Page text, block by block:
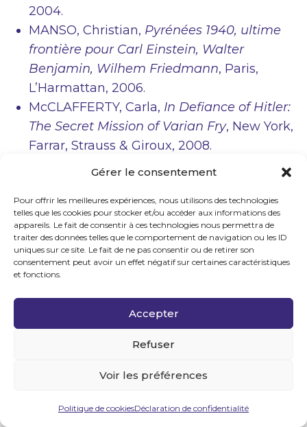
Gérer le consentement
Pour offrir les meilleures expériences, nous utilisons des technologies
telles que les cookies pour stocker et/ou accéder aux informations des
appareils. Le fait de consentir à ces technologies nous permettra de
traiter des données telles que le comportement de navigation ou les ID
uniques sur ce site. Le fait de ne pas consentir ou de retirer son
consentement peut avoir un effet négatif sur certaines caractéristiques
et fonctions.
Accepter
Refuser
Voir les préférences
Politique de cookiesDéclaration de confidentialité
2004.
MANSO, Christian, Pyrénées 1940, ultime
frontière pour Carl Einstein, Walter
Benjamin, Wilhem Friedmann, Paris,
L’Harmattan, 2006.
McCLAFFERTY, Carla, In Defiance of Hitler:
The Secret Mission of Varian Fry, New York,
Farrar, Strauss & Giroux, 2008.
PONS PRADES, Eduardo,
Los senderos de
Viento, 2002.
RAMONATXO, Hector,Han pasado los
Pirineos, Gerona, Impresor Curbet, 1979.
RUDEL, Tilla,Walter Benjamin, l’ange
assassiné
SANCHEZ AGUSTI, Ferran,Espias,
contrabando, maquis y evasion. La
Segunda Guerra mundial en los Pirineos
VIADIU, Francesc, Andorra, cadena de
Martinez Roca, 1974.